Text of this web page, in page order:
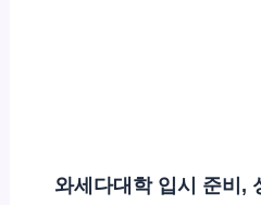
와세다대학 입시 준비,